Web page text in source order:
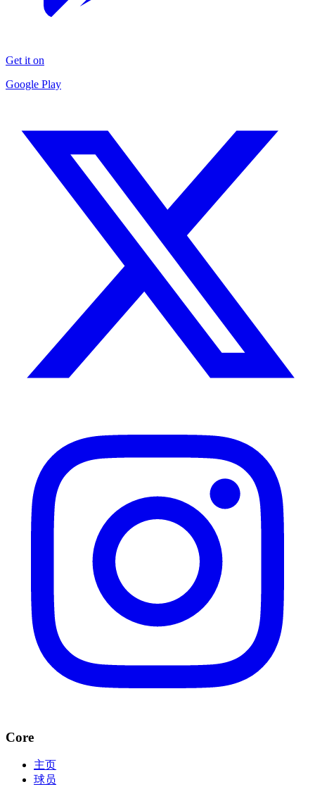
Get it on
Google Play
Core
主页
球员